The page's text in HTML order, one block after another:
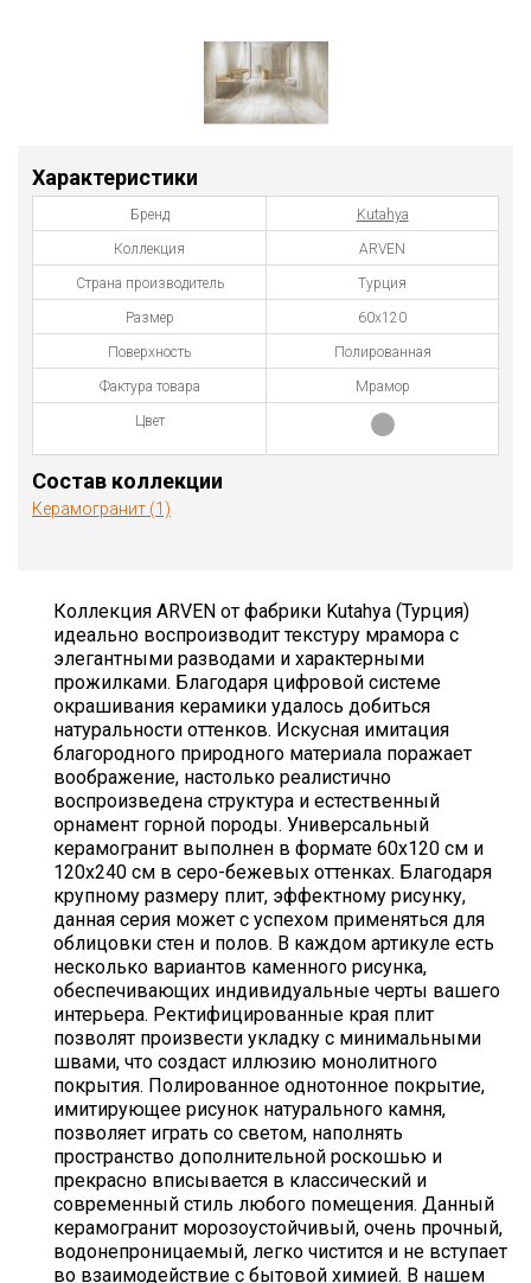
Характеристики
Бренд Kutahya
Коллекция ARVEN
Страна производитель Турция
Размер 60x120
Поверхность Полированная
Фактура товара Мрамор
Цвет
Состав коллекции
Керамогранит (1)
Коллекция ARVEN от фабрики Kutahya (Турция)
идеально воспроизводит текстуру мрамора с
элегантными разводами и характерными
прожилками. Благодаря цифровой системе
окрашивания керамики удалось добиться
натуральности оттенков. Искусная имитация
благородного природного материала поражает
воображение, настолько реалистично
воспроизведена структура и естественный
орнамент горной породы. Универсальный
керамогранит выполнен в формате 60х120 см и
120х240 см в серо-бежевых оттенках. Благодаря
крупному размеру плит, эффектному рисунку,
данная серия может с успехом применяться для
облицовки стен и полов. В каждом артикуле есть
несколько вариантов каменного рисунка,
обеспечивающих индивидуальные черты вашего
интерьера. Ректифицированные края плит
позволят произвести укладку с минимальными
швами, что создаст иллюзию монолитного
покрытия. Полированное однотонное покрытие,
имитирующее рисунок натурального камня,
позволяет играть со светом, наполнять
пространство дополнительной роскошью и
прекрасно вписывается в классический и
современный стиль любого помещения. Данный
керамогранит морозоустойчивый, очень прочный,
водонепроницаемый, легко чистится и не вступает
во взаимодействие с бытовой химией. В нашем